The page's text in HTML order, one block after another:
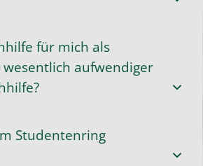
für mich als
aufwendiger
Studentenring